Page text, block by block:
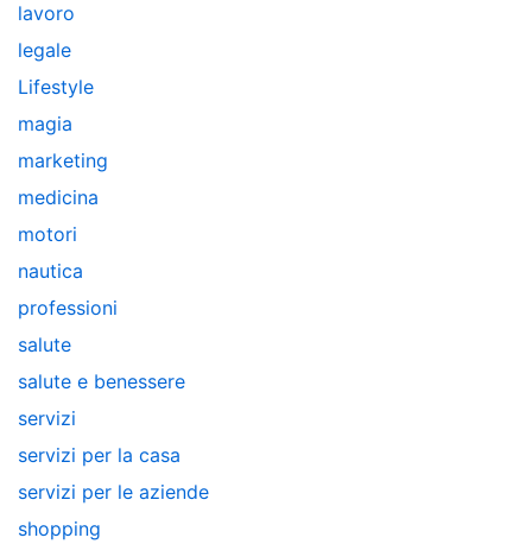
lavoro
legale
Lifestyle
magia
marketing
medicina
motori
nautica
professioni
salute
salute e benessere
servizi
servizi per la casa
servizi per le aziende
shopping